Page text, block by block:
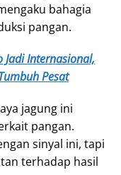
bahagia
pangan.
Jadi Internasional,
Pesat
jagung ini
pangan.
sinyal ini, tapi
terhadap hasil